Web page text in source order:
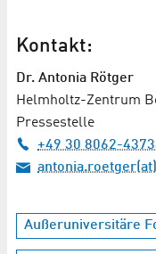
Kontakt:
Dr. Antonia Rötger
Helmholtz-Zentrum
Pressestelle
+49 30 8062-
Außeruniversitäre